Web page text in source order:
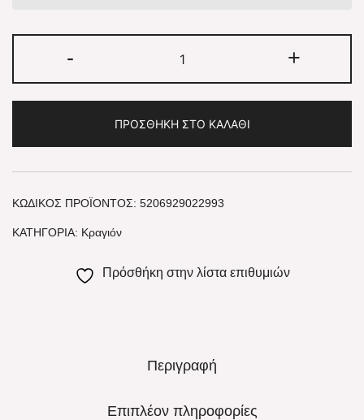
- +
ΠΡΟΣΘΉΚΗ ΣΤΟ ΚΑΛΆΘΙ
ΚΩΔΙΚΌΣ ΠΡΟΪΌΝΤΟΣ: 5206929022993
ΚΑΤΗΓΟΡΊΑ: Κραγιόν
Πρόσθήκη στην λίστα επιθυμιών
Περιγραφή
Επιπλέον πληροφορίες